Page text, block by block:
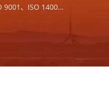
9001、ISO 14001